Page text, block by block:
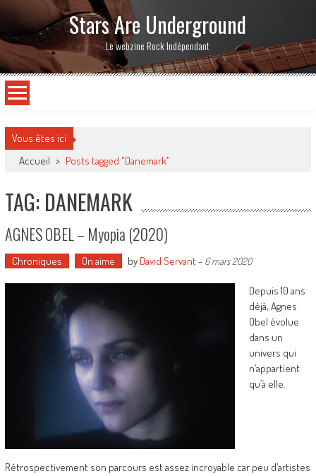
Stars Are Underground
Le webzine Rock Indépendant
Vous êtes ici
Accueil > Posts tagged "Danemark"
TAG: DANEMARK
AGNES OBEL – Myopia (2020)
Chroniques On aime by David Servant- 6 mars 2020
Depuis 10 ans
déjà, Agnes
Obel évolue
dans un
univers qui
n’appartient
qu’à elle.
Rétrospectivement son parcours est assez incroyable car peu d’artistes